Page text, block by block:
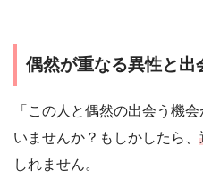
偶然が重なる異性と出
「この人と偶然の出会う機
いませんか？もしかしたら、
しれません。